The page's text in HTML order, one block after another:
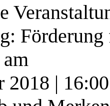
2018 |